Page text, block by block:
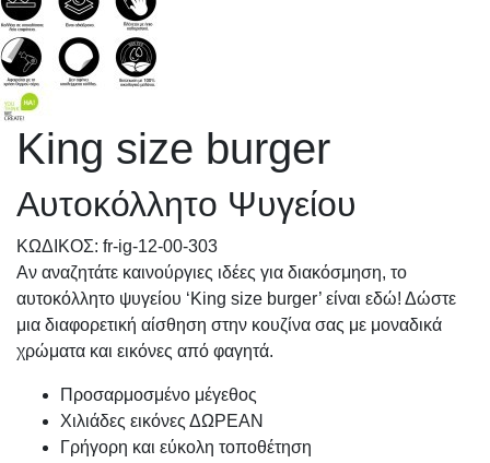
King size burger
Αυτοκόλλητο Ψυγείου
KΩΔΙΚΟΣ: fr-ig-12-00-303
Αν αναζητάτε καινούργιες ιδέες για διακόσμηση, το
αυτοκόλλητο ψυγείου ‘King size burger’ είναι εδώ! Δώστε
μια διαφορετική αίσθηση στην κουζίνα σας με μοναδικά
χρώματα και εικόνες από φαγητά.
Προσαρμοσμένo μέγεθος
Χιλιάδες εικόνες ΔΩΡΕΑΝ
Γρήγορη και εύκολη τοποθέτηση